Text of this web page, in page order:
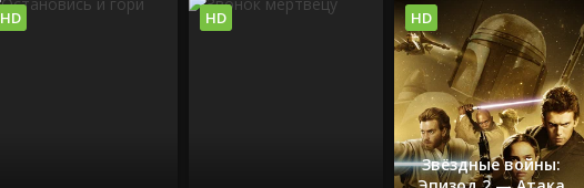
HD HD
Звёздные войны:
HD